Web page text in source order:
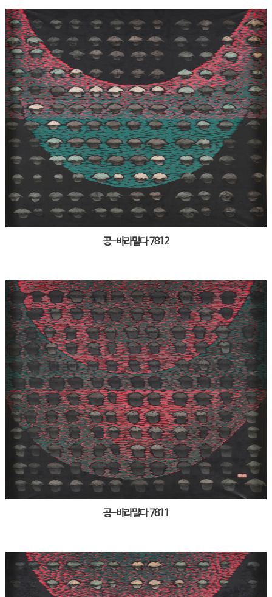
공-바라밀다 7812
공-바라밀다 7811